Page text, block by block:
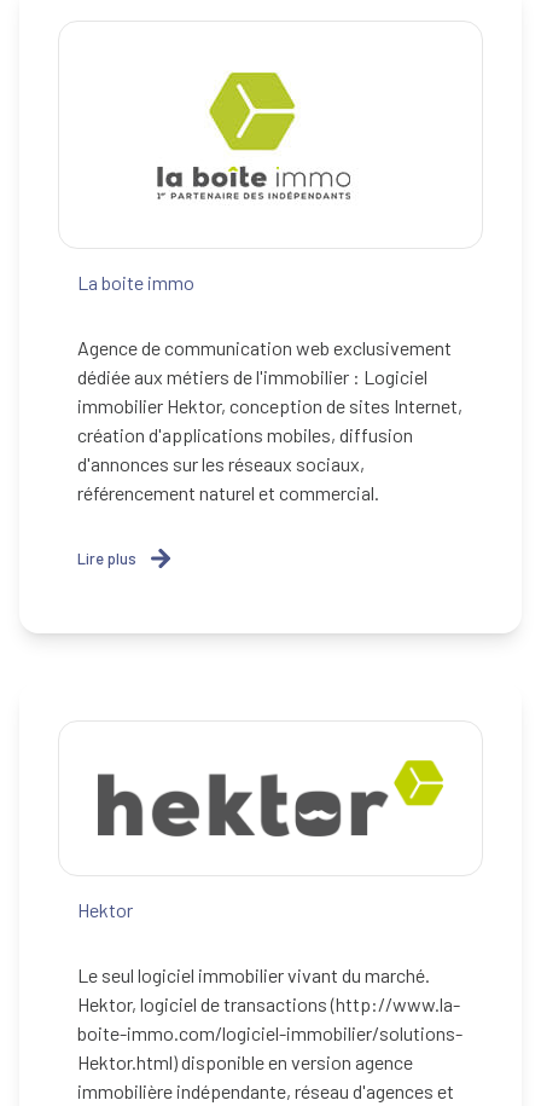
recrutement
La boite immo
Agence de communication web exclusivement
dédiée aux métiers de l'immobilier : Logiciel
immobilier Hektor, conception de sites Internet,
création d'applications mobiles, diffusion
d'annonces sur les réseaux sociaux,
référencement naturel et commercial.
Lire plus
Hektor
Le seul logiciel immobilier vivant du marché.
Hektor, logiciel de transactions (http://www.la-
boite-immo.com/logiciel-immobilier/solutions-
Hektor.html) disponible en version agence
immobilière indépendante, réseau d'agences et